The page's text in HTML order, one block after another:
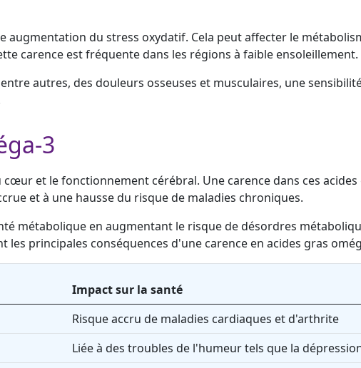
augmentation du stress oxydatif. Cela peut affecter le
carence est fréquente dans les régions à faible ensoleillement.
autres, des douleurs osseuses et musculaires, une
3
et le fonctionnement cérébral. Une carence dans ces
et à une hausse du risque de maladies chroniques.
métabolique en augmentant le risque de désordres
principales conséquences d'une carence en acides gras
Impact sur la santé
Risque accru de maladies cardiaques et d'arthrite
Liée à des troubles de l'humeur tels que la